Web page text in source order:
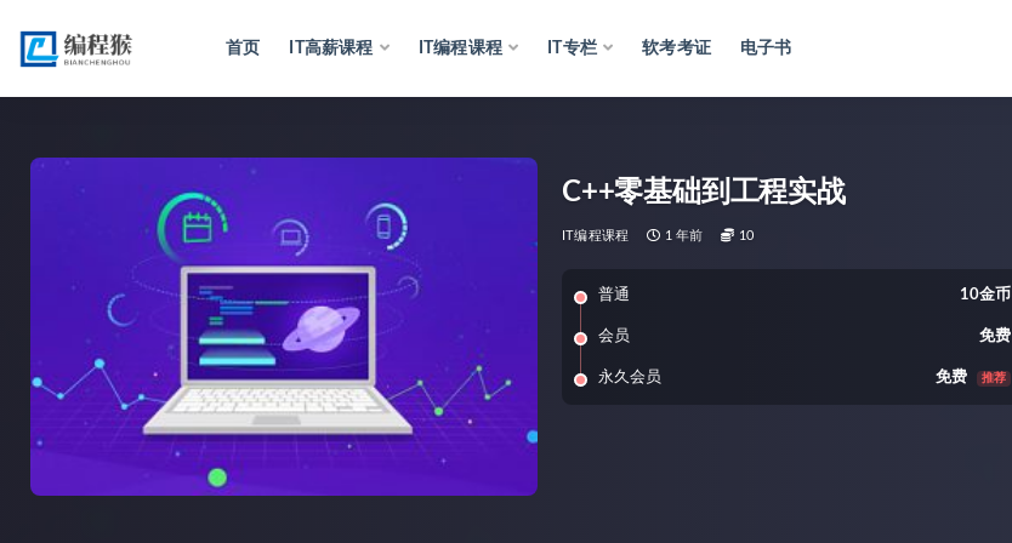
首页 IT高薪课程 IT编程课程 IT专栏 软考考证 电子书
C++零基础到工程实战
IT编程课程 1 年前 10
普通 10金币
会员 免费
永久会员 免费 推荐